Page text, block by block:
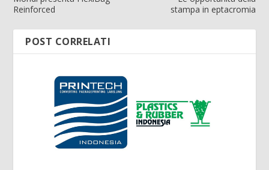
Reinforced
stampa in eptacromia
POST CORRELATI